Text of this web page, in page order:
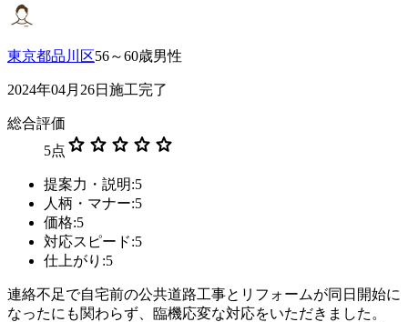
東京都品川区56～60歳男性
2024年04月26日施工完了
総合評価
5点 star star star star star
提案力・説明:5
人柄・マナー:5
価格:5
対応スピード:5
仕上がり:5
連絡不足で自宅前の公共道路工事とリフォームが同日開始に
なったにも関わらず、臨機応変な対応をいただきました。